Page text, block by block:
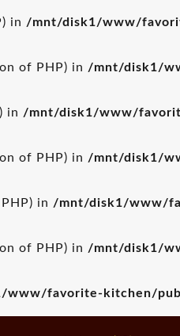
in /mnt/disk1/www/
of PHP) in /mnt/disk1/
in /mnt/disk1/www/
of PHP) in /mnt/disk1/
in /mnt/disk1/www/
of PHP) in /mnt/disk1/
www/favorite-kitchen/